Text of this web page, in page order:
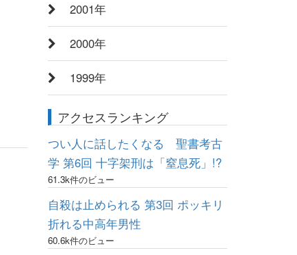
2001年
2000年
1999年
アクセスランキング
つい人に話したくなる 聖書考古
学 第6回 十字架刑は「窒息死」!?
61.3k件のビュー
自殺は止められる 第3回 ポッキリ
折れる中高年男性
60.6k件のビュー